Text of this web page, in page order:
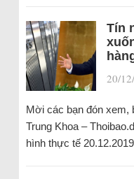
Tín
20/
Mời các bạn đón xem,
Trung Khoa –
hình thực tế 20.12.2019